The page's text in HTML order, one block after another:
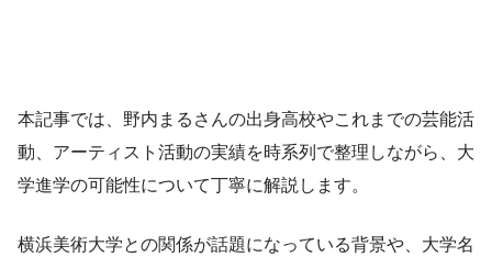
本記事では、野内まるさんの出身高校やこれまでの芸能活
動、アーティスト活動の実績を時系列で整理しながら、大
学進学の可能性について丁寧に解説します。
横浜美術大学との関係が話題になっている背景や、大学名